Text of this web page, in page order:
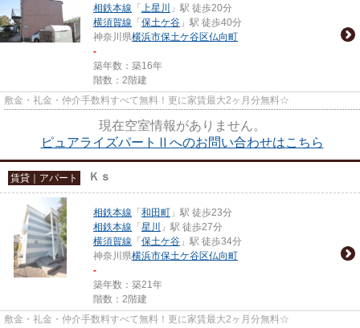
相鉄本線 「 上星川
」駅 徒歩20分
横須賀線 「 保土ケ谷 」駅 徒歩40分
神奈川県横浜市保土ケ谷区仏向町
-
築年数：築16年
階数：2階建
敷金・礼金・仲介手数料すべて無料！更に家賃最大2ヶ月分無料☆
現在空室情報がありません。
ピュアライズパートⅡへのお問い合わせはこちら
賃貸｜アパート Ｋｓ
相鉄本線 「 和田町 」駅 徒歩23分
相鉄本線 「 星川
」駅 徒歩27分
横須賀線 「 保土ケ谷 」駅 徒歩34分
神奈川県横浜市保土ケ谷区仏向町
-
築年数：築21年
階数：2階建
敷金・礼金・仲介手数料すべて無料！更に家賃最大2ヶ月分無料☆